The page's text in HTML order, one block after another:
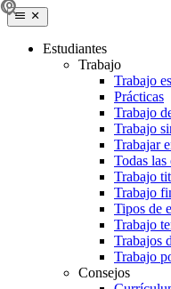
Estudiantes
Trabajo
Trabajo
Prácticas
Trabajo
Trabajo
Trabajar
Todas las
Trabajo
Trabajo
Tipos de
Trabajo
Trabajos
Trabajo
Consejos